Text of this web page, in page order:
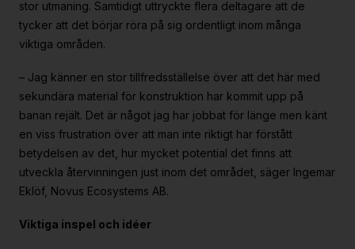
stor utmaning. Samtidigt uttryckte flera deltagare att de
tycker att det börjar röra på sig ordentligt inom många
viktiga områden.
– Jag känner en stor tillfredsställelse över att det här med
sekundära material för konstruktion har kommit upp på
banan rejält. Det är något jag har jobbat för länge men känt
en viss frustration över att man inte riktigt har förstått
betydelsen av det, hur mycket potential det finns att
utveckla återvinningen just inom det området, säger Ingemar
Eklöf, Novus Ecosystems AB.
Viktiga inspel och idéer